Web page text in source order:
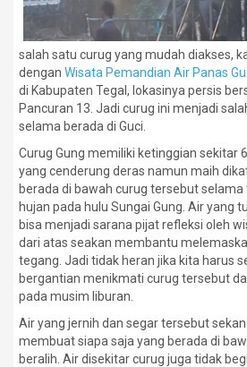
salah satu curug yang mudah diakses,
dengan Wisata Pemandian Air Panas
di Kabupaten Tegal, lokasinya persis
Pancuran 13. Jadi curug ini menjadi
selama berada di Guci.
Curug Gung memiliki ketinggian sekitar
yang cenderung deras namun maih
berada di bawah curug tersebut
hujan pada hulu Sungai Gung. Air yang
bisa menjadi sarana pijat refleksi oleh
dari atas seakan membantu
tegang. Jadi tidak heran jika kita harus
bergantian menikmati curug tersebut
pada musim liburan.
Air yang jernih dan segar tersebut
membuat siapa saja yang berada di
beralih. Air disekitar curug juga tidak